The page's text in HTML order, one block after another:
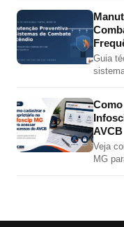
Guia
AVCB
Veja
MG